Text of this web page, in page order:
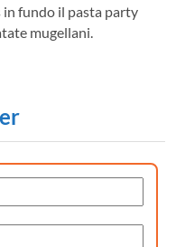
in fundo il pasta party
mugellani.